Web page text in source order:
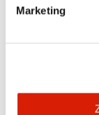
Marketing